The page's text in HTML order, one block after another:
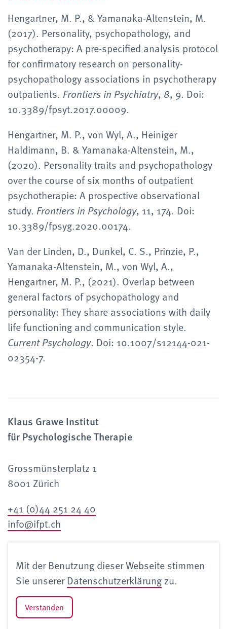
Mit der Benutzung dieser Webseite stimmen
Sie unserer Datenschutzerklärung zu.
Verstanden
Hengartner, M. P., & Yamanaka-Altenstein, M.
(2017). Personality, psychopathology, and
psychotherapy: A pre-specified analysis protocol
for confirmatory research on personality-
psychopathology associations in psychotherapy
outpatients. Frontiers in Psychiatry, 8, 9. Doi:
10.3389/fpsyt.2017.00009.
Hengartner, M. P., von Wyl, A., Heiniger
Haldimann, B. & Yamanaka-Altenstein, M.,
(2020). Personality traits and psychopathology
over the course of six months of outpatient
psychotherapie: A prospective observational
study. Frontiers in Psychology, 11, 174. Doi:
10.3389/fpsyg.2020.00174.
Van der Linden, D., Dunkel, C. S., Prinzie, P.,
Yamanaka-Altenstein, M., von Wyl, A.,
Hengartner, M. P., (2021). Overlap between
general factors of psychopathology and
personality: They share associations with daily
life functioning and communication style.
Current Psychology. Doi: 10.1007/s12144-021-
02354-7.
Klaus Grawe Institut
für Psychologische Therapie
Grossmünsterplatz 1
8001 Zürich
+41 (0)44 251 24 40
info@ifpt.ch
Impressum
Datenschutzerklärung